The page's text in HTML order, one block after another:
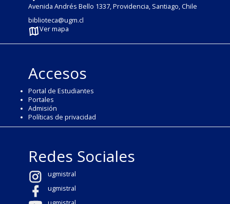
Avenida Andrés Bello 1337, Providencia, Santiago, Chile
biblioteca@ugm.cl
Ver mapa
Accesos
Portal de Estudiantes
Portales
Admisión
Políticas de privacidad
Redes Sociales
ugmistral
ugmistral